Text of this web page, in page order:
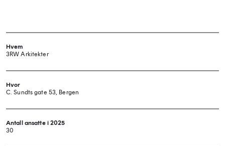
Hvem
3RW Arkitekter
Hvor
C. Sundts gate 53, Bergen
Antall ansatte i 2025
30